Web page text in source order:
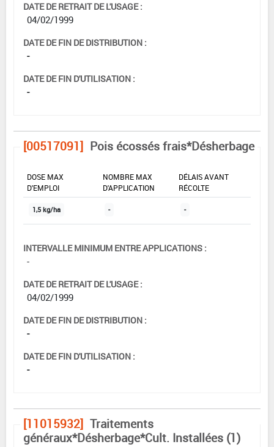
DATE DE RETRAIT DE L'USAGE :
04/02/1999
DATE DE FIN DE DISTRIBUTION :
-
DATE DE FIN D'UTILISATION :
-
[00517091] Pois écossés frais*Désherbage
DOSE MAX
D'EMPLOI
NOMBRE MAX
D'APPLICATION
DÉLAIS AVANT
RÉCOLTE
1,5 kg/ha - -
INTERVALLE MINIMUM ENTRE APPLICATIONS :
-
DATE DE RETRAIT DE L'USAGE :
04/02/1999
DATE DE FIN DE DISTRIBUTION :
-
DATE DE FIN D'UTILISATION :
-
[11015932] Traitements
généraux*Désherbage*Cult. Installées (1)